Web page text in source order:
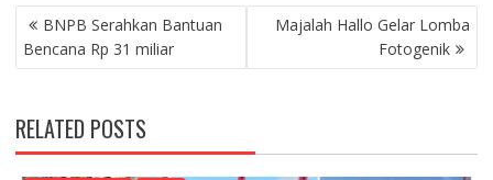
P
O
S
N
A
V
BNPB Serahkan Bantuan
Bencana Rp 31 miliar
Majalah Hallo Gelar Lomba
Fotogenik
RELATED POSTS